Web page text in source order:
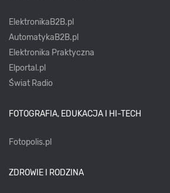
ElektronikaB2B.pl
AutomatykaB2B.pl
Elektronika Praktyczna
Elportal.pl
Świat Radio
FOTOGRAFIA, EDUKACJA I HI-TECH
Fotopolis.pl
ZDROWIE I RODZINA